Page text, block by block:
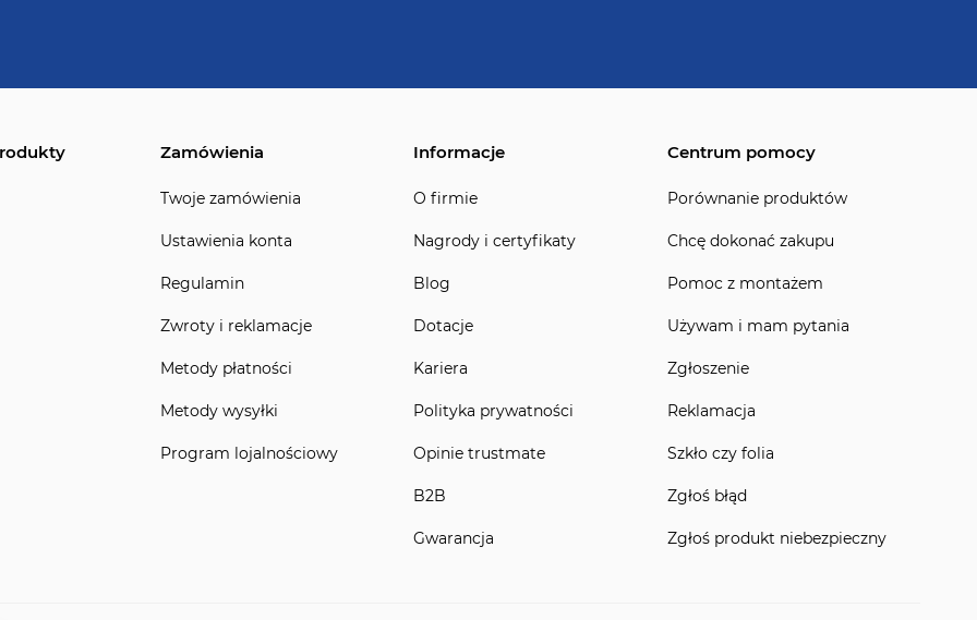
Zamówienia
Twoje zamówienia
Ustawienia konta
Regulamin
Zwroty i reklamacje
Metody płatności
Metody wysyłki
Program lojalnościowy
Informacje
O firmie
Nagrody i certyfikaty
Blog
Dotacje
Kariera
Polityka prywatności
Opinie trustmate
B2B
Gwarancja
Centrum pomocy
Porównanie produktów
Chcę dokonać zakupu
Pomoc z montażem
Używam i mam pytania
Zgłoszenie
Reklamacja
Szkło czy folia
Zgłoś błąd
Zgłoś produkt niebezpieczny